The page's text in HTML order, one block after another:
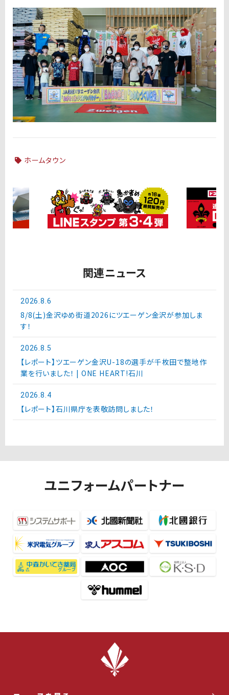
ホームタウン
関連ニュース
2026.8.6
8/8(土)金沢ゆめ街道2026にツエーゲン金沢が参加しま
す！
2026.8.5
【レポート】ツエーゲン金沢U-18の選手が千枚田で整地作
業を行いました！ | ONE HEART!石川
2026.8.4
【レポート】石川県庁を表敬訪問しました！
ユニフォームパートナー